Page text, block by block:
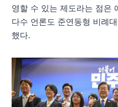
영할 수 있는 제도라는 점은
다수 언론도 준연동형 비례
했다.